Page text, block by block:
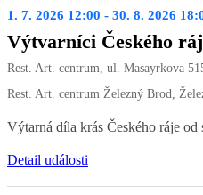
1. 7. 2026 12:00 - 30. 8. 2026
Výtvarníci Českého
Rest. Art. centrum, ul. Masayrkova
Rest. Art. centrum Železný Brod,
Výtarná díla krás Českého ráje
Detail události